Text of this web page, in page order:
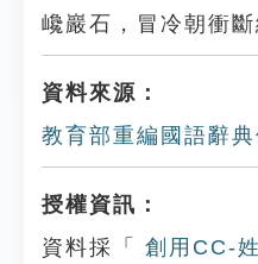
巉巖石，冒冷朝衝斷
資料來源：
教育部重編國語辭
授權資訊：
資料採「
創用CC-